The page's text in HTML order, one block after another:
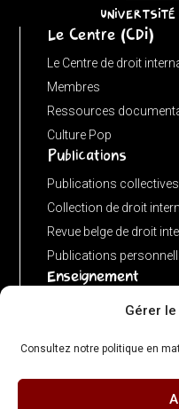
Gérer
Consultez notre politique en
UNIVERTSITÉ
Le Centre (CDI)
Le Centre de droit
Membres
Ressources
Culture Pop
Publications
Publications collectives
Collection de droit
Revue belge de droit
Publications
Enseignement
Advanced LLM in public
Concours de plaidoiries